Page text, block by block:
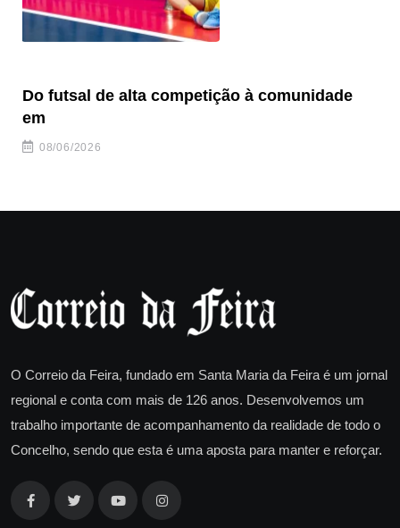
Do futsal de alta competição à comunidade
em
08/06/2026
O Correio da Feira, fundado em Santa Maria da Feira é um jornal
regional e conta com mais de 126 anos. Desenvolvemos um
trabalho importante de acompanhamento da realidade de todo o
Concelho, sendo que esta é uma aposta para manter e reforçar.